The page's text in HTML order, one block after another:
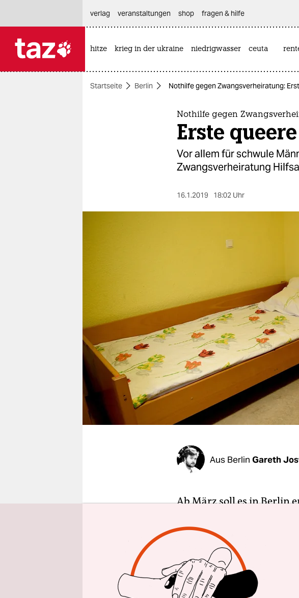
themen
verlag
veranstaltungen
shop
fragen & hilfe
unterstützen
abo
verlag
veranstaltungen shop fragen & hilfe
hitze krieg in der ukraine niedrigwasser ceuta
Startseite Berlin Nothilfe gegen Zwangsverheiratung:
Nothilfe gegen
Erste
Vor allem für schwule
Zwangsverheiratung
16.1.2019 18:02 Uhr
Aus Berlin Gareth
Ab März soll es in Berlin
Personen geben, die
Plätze in einer
100.000 Euro
der „Krisen- und
unterkommen, die unter
sowie häuslicher Gewalt